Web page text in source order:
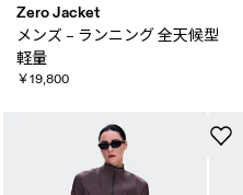
Zero Jacket
メンズ – ランニング 全天​候型
軽量
￥19,800